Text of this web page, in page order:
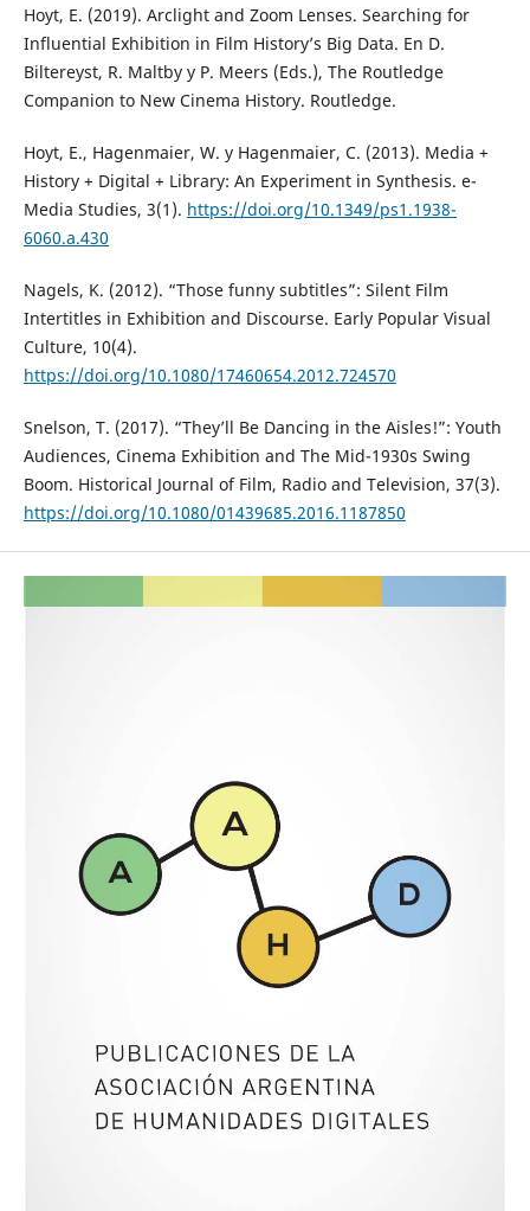
Hoyt, E. (2019). Arclight and Zoom Lenses. Searching for
Influential Exhibition in Film History’s Big Data. En D.
Biltereyst, R. Maltby y P. Meers (Eds.), The Routledge
Companion to New Cinema History. Routledge.
Hoyt, E., Hagenmaier, W. y Hagenmaier, C. (2013). Media +
History + Digital + Library: An Experiment in Synthesis. e-
Media Studies, 3(1). https://doi.org/10.1349/ps1.1938-
6060.a.430
Nagels, K. (2012). “Those funny subtitles”: Silent Film
Intertitles in Exhibition and Discourse. Early Popular Visual
Culture, 10(4).
https://doi.org/10.1080/17460654.2012.724570
Snelson, T. (2017). “They’ll Be Dancing in the Aisles!”: Youth
Audiences, Cinema Exhibition and The Mid-1930s Swing
Boom. Historical Journal of Film, Radio and Television, 37(3).
https://doi.org/10.1080/01439685.2016.1187850